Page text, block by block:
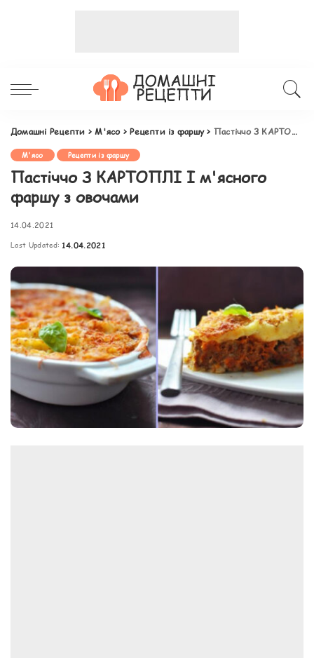
Домашні Рецепти >М'ясо>Рецепти із фаршу> Пастіччо З КАРТОПЛІ І м'ясного фаршу з овочами
М'ясо Рецепти із фаршу
Пастіччо З КАРТОПЛІ І м'ясного
фаршу з овочами
14.04.2021
Last Updated: 14.04.2021